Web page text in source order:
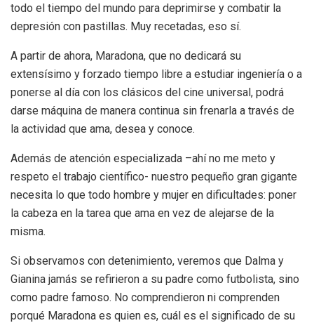
todo el tiempo del mundo para deprimirse y combatir la
depresión con pastillas. Muy recetadas, eso sí.
A partir de ahora, Maradona, que no dedicará su
extensísimo y forzado tiempo libre a estudiar ingeniería o a
ponerse al día con los clásicos del cine universal, podrá
darse máquina de manera continua sin frenarla a través de
la actividad que ama, desea y conoce.
Además de atención especializada –ahí no me meto y
respeto el trabajo científico- nuestro pequeño gran gigante
necesita lo que todo hombre y mujer en dificultades: poner
la cabeza en la tarea que ama en vez de alejarse de la
misma.
Si observamos con detenimiento, veremos que Dalma y
Gianina jamás se refirieron a su padre como futbolista, sino
como padre famoso. No comprendieron ni comprenden
porqué Maradona es quien es, cuál es el significado de su